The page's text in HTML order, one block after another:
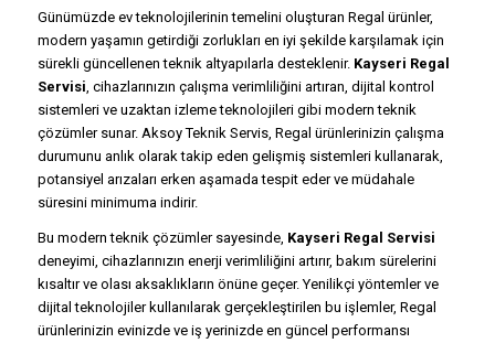
Günümüzde ev teknolojilerinin temelini oluşturan Regal ürünler,
modern yaşamın getirdiği zorlukları en iyi şekilde karşılamak için
sürekli güncellenen teknik altyapılarla desteklenir. Kayseri Regal
Servisi , cihazlarınızın çalışma verimliliğini artıran, dijital kontrol
sistemleri ve uzaktan izleme teknolojileri gibi modern teknik
çözümler sunar. Aksoy Teknik Servis, Regal ürünlerinizin çalışma
durumunu anlık olarak takip eden gelişmiş sistemleri kullanarak,
potansiyel arızaları erken aşamada tespit eder ve müdahale
süresini minimuma indirir.
Bu modern teknik çözümler sayesinde, Kayseri Regal Servisi
deneyimi, cihazlarınızın enerji verimliliğini artırır, bakım sürelerini
kısaltır ve olası aksaklıkların önüne geçer. Yenilikçi yöntemler ve
dijital teknolojiler kullanılarak gerçekleştirilen bu işlemler, Regal
ürünlerinizin evinizde ve iş yerinizde en güncel performansı